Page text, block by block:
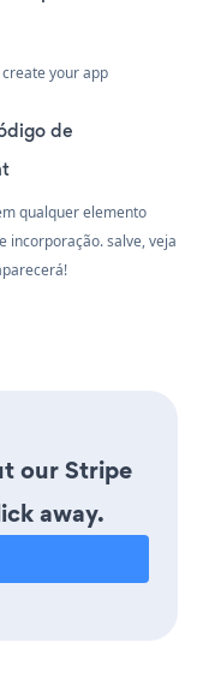
your app
de
qualquer elemento
incorporação. salve, veja
our Stripe
away.